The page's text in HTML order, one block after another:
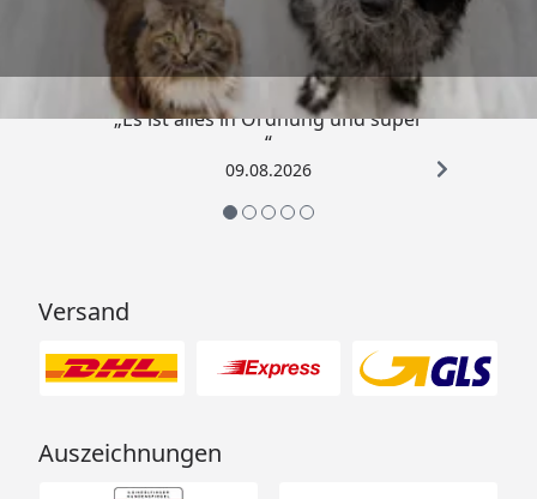
4,73/ 5
„Es ist alles in Ordnung und super
“
09.08.2026
Versand
Auszeichnungen